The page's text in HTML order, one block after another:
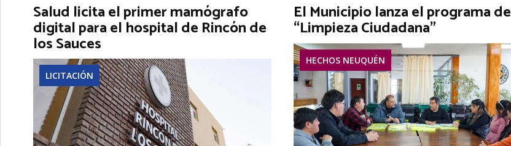
Salud licita el primer mamógrafo
digital para el hospital de Rincón de
los Sauces
LICITACIÓN
El Municipio lanza el programa de
“Limpieza Ciudadana”
HECHOS NEUQUÉN